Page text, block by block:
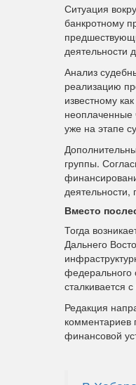
Ситуация
банкротному
деятельности
Анализ
реализацию
известному
неоплаченные
уже на этапе
группы.
Вместо
Тогда
Дальнего
федерального
сталкивается
Редакция
комментариев
финансовой